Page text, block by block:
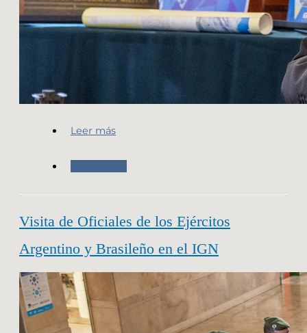
Leer más
Visita de Oficiales de los Ejércitos
Argentino y Brasileño en el IGN